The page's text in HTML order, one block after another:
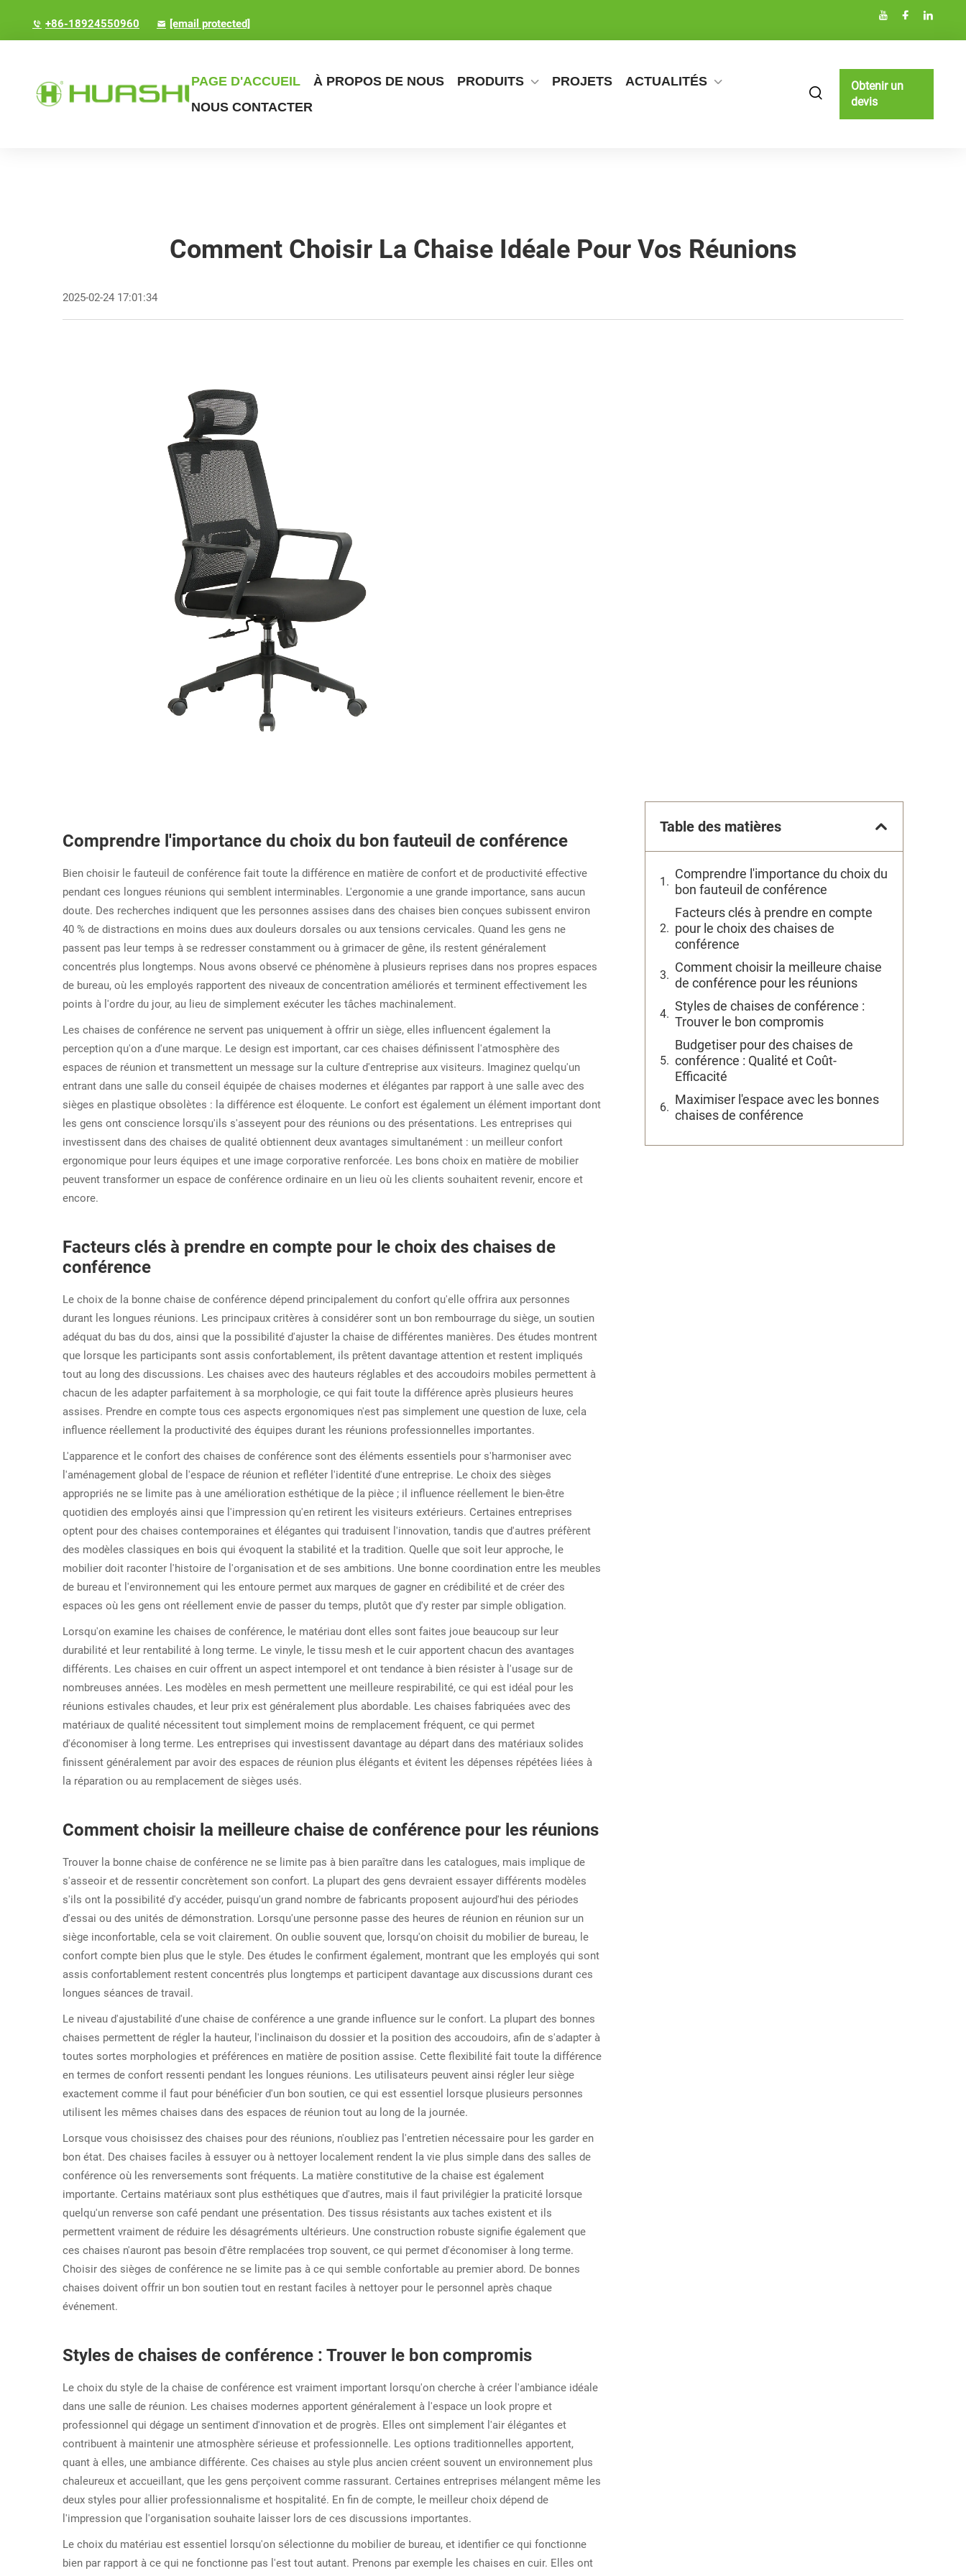
+86-18924550960 [email protected]
PAGE D'ACCUEIL À PROPOS DE NOUS PRODUITS PROJETS
ACTUALITÉS
NOUS CONTACTER
Obtenir un
devis
Comment Choisir La Chaise Idéale Pour Vos Réunions
2025-02-24 17:01:34
Comprendre l'importance du choix du bon fauteuil de conférence
Bien choisir le fauteuil de conférence fait toute la différence en matière de confort et de productivité effective
pendant ces longues réunions qui semblent interminables. L'ergonomie a une grande importance, sans aucun
doute. Des recherches indiquent que les personnes assises dans des chaises bien conçues subissent environ
40 % de distractions en moins dues aux douleurs dorsales ou aux tensions cervicales. Quand les gens ne
passent pas leur temps à se redresser constamment ou à grimacer de gêne, ils restent généralement
concentrés plus longtemps. Nous avons observé ce phénomène à plusieurs reprises dans nos propres espaces
de bureau, où les employés rapportent des niveaux de concentration améliorés et terminent effectivement les
points à l'ordre du jour, au lieu de simplement exécuter les tâches machinalement.
Les chaises de conférence ne servent pas uniquement à offrir un siège, elles influencent également la
perception qu'on a d'une marque. Le design est important, car ces chaises définissent l'atmosphère des
espaces de réunion et transmettent un message sur la culture d'entreprise aux visiteurs. Imaginez quelqu'un
entrant dans une salle du conseil équipée de chaises modernes et élégantes par rapport à une salle avec des
sièges en plastique obsolètes : la différence est éloquente. Le confort est également un élément important dont
les gens ont conscience lorsqu'ils s'asseyent pour des réunions ou des présentations. Les entreprises qui
investissent dans des chaises de qualité obtiennent deux avantages simultanément : un meilleur confort
ergonomique pour leurs équipes et une image corporative renforcée. Les bons choix en matière de mobilier
peuvent transformer un espace de conférence ordinaire en un lieu où les clients souhaitent revenir, encore et
encore.
Facteurs clés à prendre en compte pour le choix des chaises de
conférence
Le choix de la bonne chaise de conférence dépend principalement du confort qu'elle offrira aux personnes
durant les longues réunions. Les principaux critères à considérer sont un bon rembourrage du siège, un soutien
adéquat du bas du dos, ainsi que la possibilité d'ajuster la chaise de différentes manières. Des études montrent
que lorsque les participants sont assis confortablement, ils prêtent davantage attention et restent impliqués
tout au long des discussions. Les chaises avec des hauteurs réglables et des accoudoirs mobiles permettent à
chacun de les adapter parfaitement à sa morphologie, ce qui fait toute la différence après plusieurs heures
assises. Prendre en compte tous ces aspects ergonomiques n'est pas simplement une question de luxe, cela
influence réellement la productivité des équipes durant les réunions professionnelles importantes.
L'apparence et le confort des chaises de conférence sont des éléments essentiels pour s'harmoniser avec
l'aménagement global de l'espace de réunion et refléter l'identité d'une entreprise. Le choix des sièges
appropriés ne se limite pas à une amélioration esthétique de la pièce ; il influence réellement le bien-être
quotidien des employés ainsi que l'impression qu'en retirent les visiteurs extérieurs. Certaines entreprises
optent pour des chaises contemporaines et élégantes qui traduisent l'innovation, tandis que d'autres préfèrent
des modèles classiques en bois qui évoquent la stabilité et la tradition. Quelle que soit leur approche, le
mobilier doit raconter l'histoire de l'organisation et de ses ambitions. Une bonne coordination entre les meubles
de bureau et l'environnement qui les entoure permet aux marques de gagner en crédibilité et de créer des
espaces où les gens ont réellement envie de passer du temps, plutôt que d'y rester par simple obligation.
Lorsqu'on examine les chaises de conférence, le matériau dont elles sont faites joue beaucoup sur leur
durabilité et leur rentabilité à long terme. Le vinyle, le tissu mesh et le cuir apportent chacun des avantages
différents. Les chaises en cuir offrent un aspect intemporel et ont tendance à bien résister à l'usage sur de
nombreuses années. Les modèles en mesh permettent une meilleure respirabilité, ce qui est idéal pour les
réunions estivales chaudes, et leur prix est généralement plus abordable. Les chaises fabriquées avec des
matériaux de qualité nécessitent tout simplement moins de remplacement fréquent, ce qui permet
d'économiser à long terme. Les entreprises qui investissent davantage au départ dans des matériaux solides
finissent généralement par avoir des espaces de réunion plus élégants et évitent les dépenses répétées liées à
la réparation ou au remplacement de sièges usés.
Comment choisir la meilleure chaise de conférence pour les réunions
Trouver la bonne chaise de conférence ne se limite pas à bien paraître dans les catalogues, mais implique de
s'asseoir et de ressentir concrètement son confort. La plupart des gens devraient essayer différents modèles
s'ils ont la possibilité d'y accéder, puisqu'un grand nombre de fabricants proposent aujourd'hui des périodes
d'essai ou des unités de démonstration. Lorsqu'une personne passe des heures de réunion en réunion sur un
siège inconfortable, cela se voit clairement. On oublie souvent que, lorsqu'on choisit du mobilier de bureau, le
confort compte bien plus que le style. Des études le confirment également, montrant que les employés qui sont
assis confortablement restent concentrés plus longtemps et participent davantage aux discussions durant ces
longues séances de travail.
Le niveau d'ajustabilité d'une chaise de conférence a une grande influence sur le confort. La plupart des bonnes
chaises permettent de régler la hauteur, l'inclinaison du dossier et la position des accoudoirs, afin de s'adapter à
toutes sortes morphologies et préférences en matière de position assise. Cette flexibilité fait toute la différence
en termes de confort ressenti pendant les longues réunions. Les utilisateurs peuvent ainsi régler leur siège
exactement comme il faut pour bénéficier d'un bon soutien, ce qui est essentiel lorsque plusieurs personnes
utilisent les mêmes chaises dans des espaces de réunion tout au long de la journée.
Lorsque vous choisissez des chaises pour des réunions, n'oubliez pas l'entretien nécessaire pour les garder en
bon état. Des chaises faciles à essuyer ou à nettoyer localement rendent la vie plus simple dans des salles de
conférence où les renversements sont fréquents. La matière constitutive de la chaise est également
importante. Certains matériaux sont plus esthétiques que d'autres, mais il faut privilégier la praticité lorsque
quelqu'un renverse son café pendant une présentation. Des tissus résistants aux taches existent et ils
permettent vraiment de réduire les désagréments ultérieurs. Une construction robuste signifie également que
ces chaises n'auront pas besoin d'être remplacées trop souvent, ce qui permet d'économiser à long terme.
Choisir des sièges de conférence ne se limite pas à ce qui semble confortable au premier abord. De bonnes
chaises doivent offrir un bon soutien tout en restant faciles à nettoyer pour le personnel après chaque
événement.
Styles de chaises de conférence : Trouver le bon compromis
Le choix du style de la chaise de conférence est vraiment important lorsqu'on cherche à créer l'ambiance idéale
dans une salle de réunion. Les chaises modernes apportent généralement à l'espace un look propre et
professionnel qui dégage un sentiment d'innovation et de progrès. Elles ont simplement l'air élégantes et
contribuent à maintenir une atmosphère sérieuse et professionnelle. Les options traditionnelles apportent,
quant à elles, une ambiance différente. Ces chaises au style plus ancien créent souvent un environnement plus
chaleureux et accueillant, que les gens perçoivent comme rassurant. Certaines entreprises mélangent même les
deux styles pour allier professionnalisme et hospitalité. En fin de compte, le meilleur choix dépend de
l'impression que l'organisation souhaite laisser lors de ces discussions importantes.
Le choix du matériau est essentiel lorsqu'on sélectionne du mobilier de bureau, et identifier ce qui fonctionne
bien par rapport à ce qui ne fonctionne pas l'est tout autant. Prenons par exemple les chaises en cuir. Elles ont
Table des matières
Comprendre l'importance du choix du
bon fauteuil de conférence
Facteurs clés à prendre en compte
pour le choix des chaises de
conférence
Comment choisir la meilleure chaise
de conférence pour les réunions
Styles de chaises de conférence :
Trouver le bon compromis
Budgetiser pour des chaises de
conférence : Qualité et Coût-
Efficacité
Maximiser l'espace avec les bonnes
chaises de conférence